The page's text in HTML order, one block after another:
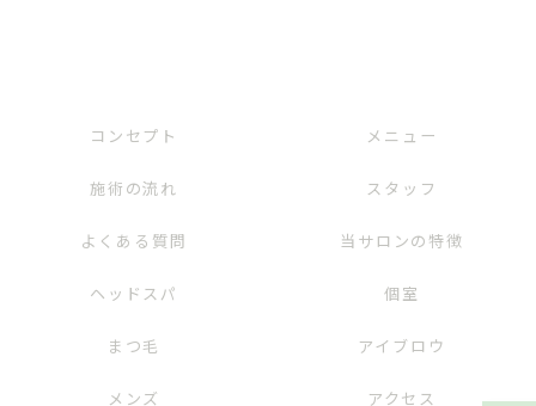
コンセプト メニュー
施術の流れ スタッフ
よくある質問 当サロンの特徴
ヘッドスパ 個室
まつ毛 アイブロウ
メンズ アクセス